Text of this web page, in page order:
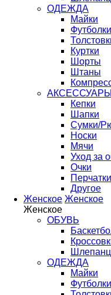
ОДЕЖДА
Майки
Футболки
Куртки
Шорты
Штаны
АКСЕССУАРЫ
Кепки
Шапки
Сумки/
Носки
Мячи
Уход за
Очки
Перчатки
Другое
Женское Женское
Женское
ОБУВЬ
ОДЕЖДА
Майки
Футболки